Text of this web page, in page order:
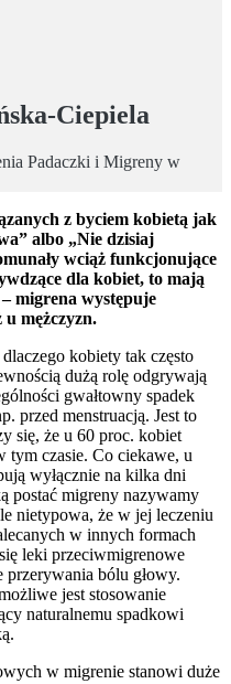
Ciepiela
Padaczki i Migreny w
z byciem kobietą jak
albo „Nie dzisiaj
wciąż funkcjonujące
dla kobiet, to mają
migrena występuje
u mężczyzn.
kobiety tak często
dużą rolę odgrywają
gwałtowny spadek
przed menstruacją. Jest to
się, że u 60 proc. kobiet
tym czasie. Co ciekawe, u
wyłącznie na kilka dni
postać migreny nazywamy
nietypowa, że w jej leczeniu
w innych formach
leki przeciwmigrenowe
bólu głowy.
jest stosowanie
naturalnemu spadkowi
w migrenie stanowi duże